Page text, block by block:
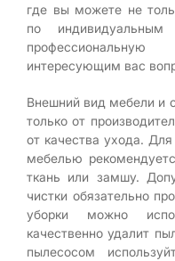
где вы можете не
по
интересующим вас
Внешний вид мебели и
только от
от качества ухода.
мебелью
ткань или замшу.
чистки обязательно
уборки можно
качественно удалит
пылесосом